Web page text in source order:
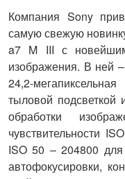
Компания Sony
самую свежую
a7 M III с
изображения. В ней
24,2-
тыловой подсветкой
обработки
чувствительности
ISO 50 – 204800
автофокусировки,